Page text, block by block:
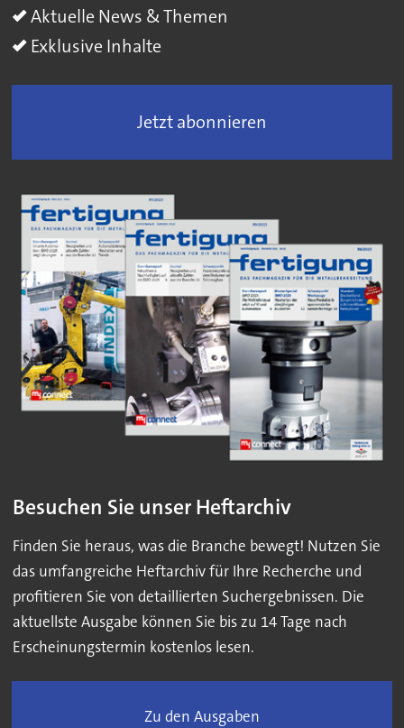
Aktuelle News & Themen
Exklusive Inhalte
Jetzt abonnieren
Besuchen Sie unser Heftarchiv
Finden Sie heraus, was die Branche bewegt! Nutzen Sie
das umfangreiche Heftarchiv für Ihre Recherche und
profitieren Sie von detaillierten Suchergebnissen. Die
aktuellste Ausgabe können Sie bis zu 14 Tage nach
Erscheinungstermin kostenlos lesen.
Zu den Ausgaben